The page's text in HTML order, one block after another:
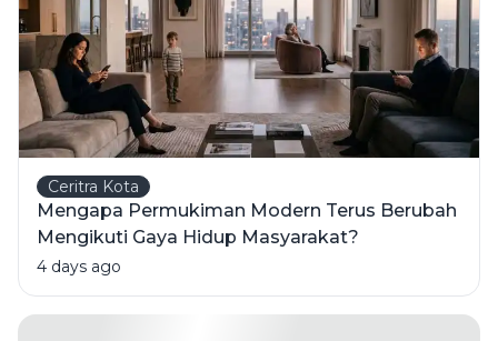
Ceritra Kota
Mengapa Permukiman Modern Terus Berubah
Mengikuti Gaya Hidup Masyarakat?
4 days ago